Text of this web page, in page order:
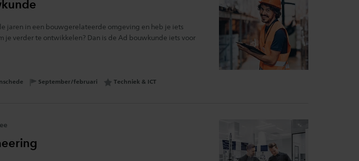
jaren in een bouwgerelateerde omgeving en heb je iets
je verder te ontwikkelen? Dan is de Ad bouwkunde iets voor
Opleidingsstart:
September/februari Interessegebied:
Techniek & ICT